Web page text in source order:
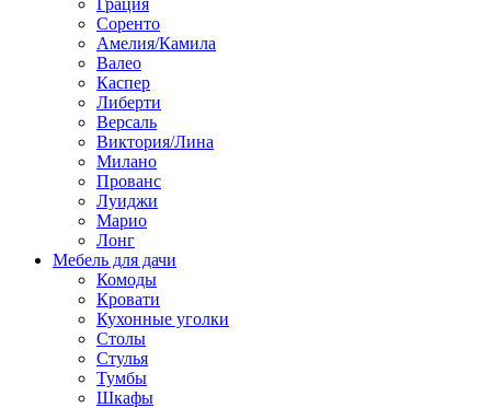
Грация
Соренто
Амелия/Камила
Валео
Каспер
Либерти
Версаль
Виктория/Лина
Милано
Прованс
Луиджи
Марио
Лонг
Мебель для дачи
Комоды
Кровати
Кухонные уголки
Столы
Стулья
Тумбы
Шкафы